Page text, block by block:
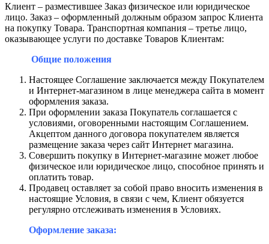
Клиент – разместившее Заказ физическое или юридическое
лицо. Заказ – оформленный должным образом запрос Клиента
на покупку Товара. Транспортная компания – третье лицо,
оказывающее услуги по доставке Товаров Клиентам:
Общие положения
Настоящее Соглашение заключается между Покупателем
и Интернет-магазином в лице менеджера сайта в момент
оформления заказа.
При оформлении заказа Покупатель соглашается с
условиями, оговоренными настоящим Соглашением.
Акцептом данного договора покупателем является
размещение заказа через сайт Интернет магазина.
Совершить покупку в Интернет-магазине может любое
физическое или юридическое лицо, способное принять и
оплатить товар.
Продавец оставляет за собой право вносить изменения в
настоящие Условия, в связи с чем, Клиент обязуется
регулярно отслеживать изменения в Условиях.
Оформление заказа: